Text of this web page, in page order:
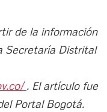
de la información
Secretaría Distrital
. El artículo fue
Portal Bogotá.